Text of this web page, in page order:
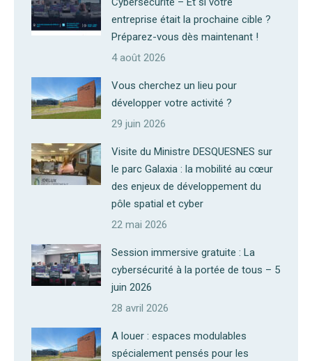
entreprise était la prochaine cible ?
Préparez-vous dès maintenant !
4 août 2026
Vous cherchez un lieu pour
développer votre activité ?
29 juin 2026
Visite du Ministre DESQUESNES sur
le parc Galaxia : la mobilité au cœur
des enjeux de développement du
pôle spatial et cyber
22 mai 2026
Session immersive gratuite : La
cybersécurité à la portée de tous – 5
juin 2026
28 avril 2026
A louer : espaces modulables
spécialement pensés pour les